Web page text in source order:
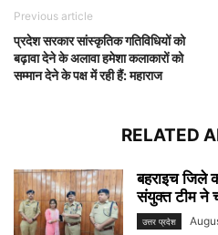
Previous article
प्रदेश सरकार सांस्कृतिक गतिविधियों को
बढ़ावा देने के अलावा हमेशा कलाकारों को
सम्मान देने के पक्ष में रही हैं: महाराज
RELATED
बहराइच जिले
संयुक्त टीम ने
उत्तर प्रदेश